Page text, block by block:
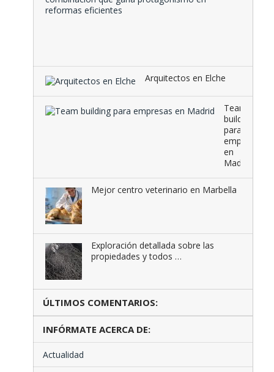
Arquitectos en Elche
Team
building
para
empresas
en
Madrid
Mejor centro veterinario en Marbella
Exploración detallada sobre las
propiedades y todos …
ÚLTIMOS COMENTARIOS:
INFÓRMATE ACERCA DE:
Actualidad